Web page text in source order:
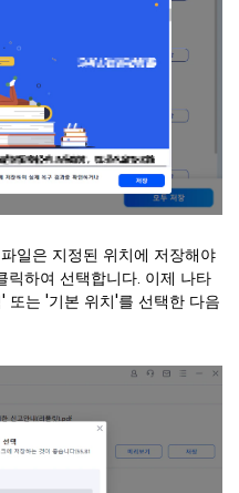
일은 지정된 위치에 저장해야
릭하여 선택합니다. 이제 나타
또는 '기본 위치'를 선택한 다음